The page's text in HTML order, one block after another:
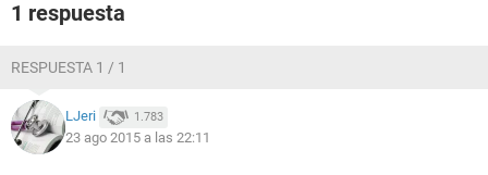
1 respuesta
RESPUESTA 1 / 1
LJeri 1.783
23 ago 2015 a las 22:11